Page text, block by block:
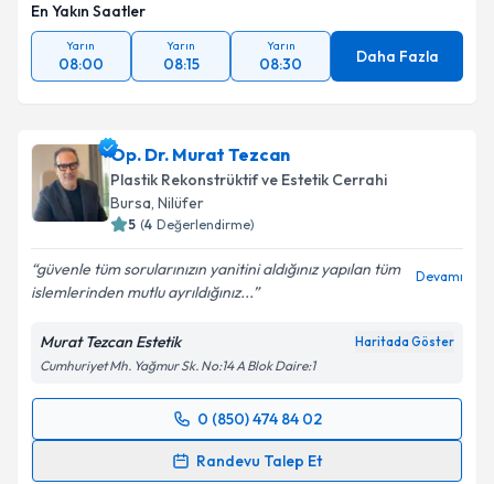
En Yakın Saatler
Yarın
08:00
Yarın
08:15
Yarın
08:30 Daha Fazla
Op. Dr. Murat Tezcan
Plastik Rekonstrüktif ve Estetik Cerrahi
Bursa, Nilüfer
5 (4 Değerlendirme)
güvenle tüm sorularınızın yanitini aldığınız yapılan tüm
islemlerinden mutlu ayrıldığınız...
Devamı
Murat Tezcan Estetik Haritada Göster
Cumhuriyet Mh. Yağmur Sk. No:14 A Blok Daire:1
0 (850) 474 84 02
Randevu Talep Et
Randevu Takvimi Talebi